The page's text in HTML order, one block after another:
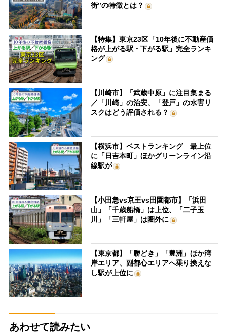
街”の特徴とは？
【特集】東京23区「10年後に不動産価
格が上がる駅・下がる駅」完全ランキ
ング
【川崎市】「武蔵中原」に注目集まる
／「川崎」の治安、「登戸」の水害リ
スクはどう評価される？
【横浜市】ベストランキング 最上位
に「日吉本町」ほかグリーンライン沿
線駅が
【小田急vs京王vs田園都市】「浜田
山」「千歳船橋」は上位、「二子玉
川」「三軒屋」は圏外に
【東京都】「勝どき」「豊洲」ほか湾
岸エリア、副都心エリアへ乗り換えな
し駅が上位に
あわせて読みたい